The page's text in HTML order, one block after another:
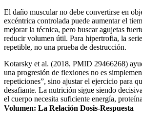
El daño muscular no debe convertirse en
excéntrica controlada puede aumentar el
mejorar la técnica, pero buscar agujetas
reducir volumen útil. Para hipertrofia, la
repetible, no una prueba de destrucción.
Kotarsky et al. (2018, PMID 29466268)
una progresión de flexiones no es
repeticiones”, sino ajustar el ejercicio para
desafiante. La nutrición sigue siendo
el cuerpo necesita suficiente energía,
Volumen: La Relación Dosis-Respuesta